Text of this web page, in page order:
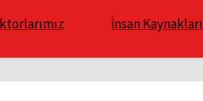
İnsan Kaynakları